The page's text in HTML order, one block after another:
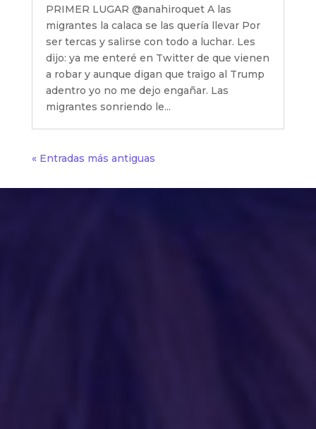
PRIMER LUGAR @anahiroquet A las
migrantes la calaca se las quería llevar Por
ser tercas y salirse con todo a luchar. Les
dijo: ya me enteré en Twitter de que vienen
a robar y aunque digan que traigo al Trump
adentro yo no me dejo engañar. Las
migrantes sonriendo le...
« Entradas más antiguas